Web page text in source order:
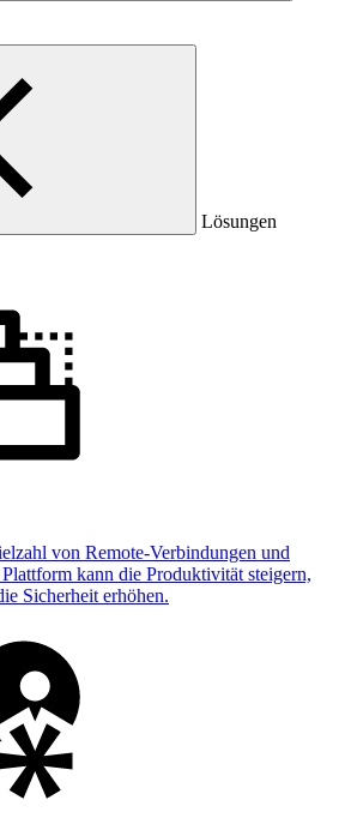
Lösungen
von Remote-Verbindungen und
kann die Produktivität steigern,
Sicherheit erhöhen.